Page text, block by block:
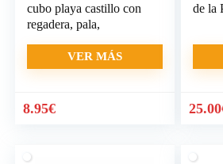
cubo playa castillo con
regadera, pala,
VER MÁS
8.95€
de la
25.00